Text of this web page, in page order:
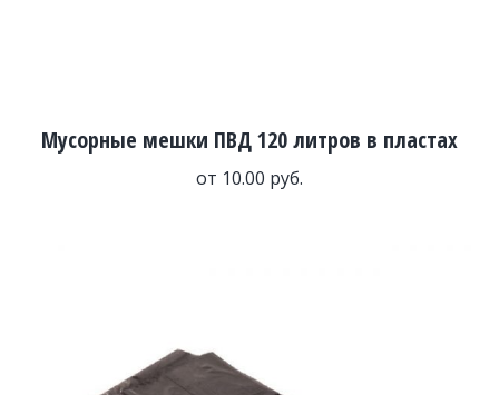
Мусорные мешки ПВД 120 литров в пластах
от 10.00 руб.